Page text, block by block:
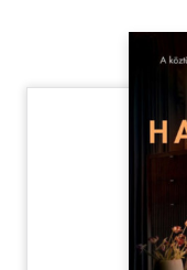
Szótár, nyelvkönyv